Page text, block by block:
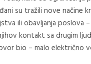
su tražili nove načine
ili obavljanja poslova
kontakt sa drugim
bio – malo električno